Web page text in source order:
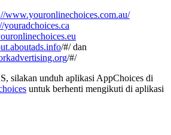
www.youronlinechoices.com.au/
youradchoices.ca
/#/ dan
/#/
silakan unduh aplikasi AppChoices di
untuk berhenti mengikuti di aplikasi